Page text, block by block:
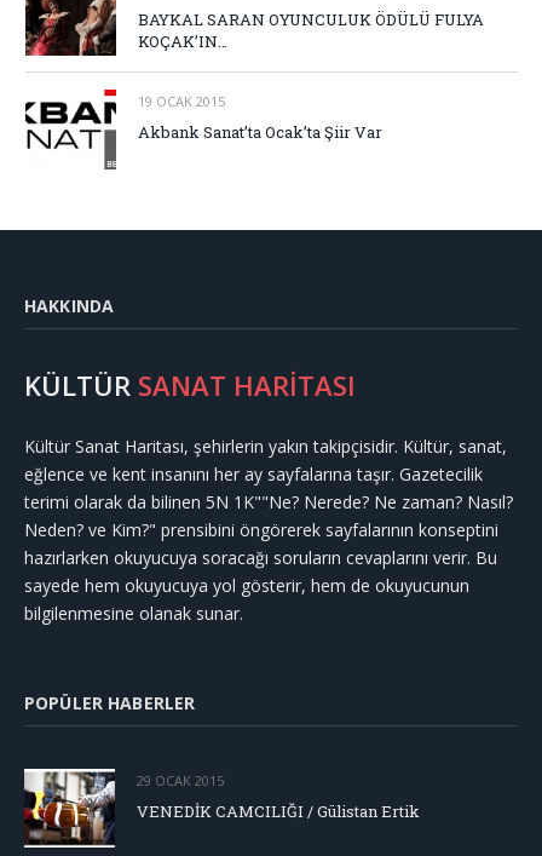
BAYKAL SARAN OYUNCULUK ÖDÜLÜ FULYA
KOÇAK’IN…
19 OCAK 2015
Akbank Sanat’ta Ocak’ta Şiir Var
HAKKINDA
KÜLTÜR SANAT HARİTASI
Kültür Sanat Haritası, şehirlerin yakın takipçisidir. Kültür, sanat,
eğlence ve kent insanını her ay sayfalarına taşır. Gazetecilik
terimi olarak da bilinen 5N 1K""Ne? Nerede? Ne zaman? Nasıl?
Neden? ve Kim?" prensibini öngörerek sayfalarının konseptini
hazırlarken okuyucuya soracağı soruların cevaplarını verir. Bu
sayede hem okuyucuya yol gösterir, hem de okuyucunun
bilgilenmesine olanak sunar.
POPÜLER HABERLER
29 OCAK 2015
VENEDİK CAMCILIĞI / Gülistan Ertik